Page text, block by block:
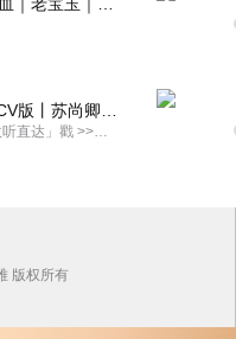
「盗墓笔记全系列20+本 收听直达」戳 >>改编自南派三叔同名作品，腾讯音乐娱乐集团出品，冠声文化制作，...
版权所有